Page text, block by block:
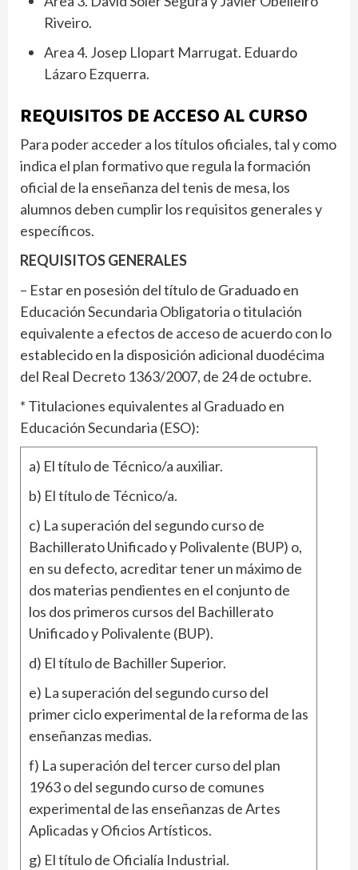
Riveiro.
Area 4. Josep Llopart Marrugat. Eduardo
Lázaro Ezquerra.
REQUISITOS DE ACCESO AL CURSO
Para poder acceder a los títulos oficiales, tal y como
indica el plan formativo que regula la formación
oficial de la enseñanza del tenis de mesa, los
alumnos deben cumplir los requisitos generales y
específicos.
REQUISITOS GENERALES
– Estar en posesión del título de Graduado en
Educación Secundaria Obligatoria o titulación
equivalente a efectos de acceso de acuerdo con lo
establecido en la disposición adicional duodécima
del Real Decreto 1363/2007, de 24 de octubre.
* Titulaciones equivalentes al Graduado en
Educación Secundaria (ESO):
a) El título de Técnico/a auxiliar.
b) El título de Técnico/a.
c) La superación del segundo curso de
Bachillerato Unificado y Polivalente (BUP) o,
en su defecto, acreditar tener un máximo de
dos materias pendientes en el conjunto de
los dos primeros cursos del Bachillerato
Unificado y Polivalente (BUP).
d) El título de Bachiller Superior.
e) La superación del segundo curso del
primer ciclo experimental de la reforma de las
enseñanzas medias.
f) La superación del tercer curso del plan
1963 o del segundo curso de comunes
experimental de las enseñanzas de Artes
Aplicadas y Oficios Artísticos.
g) El título de Oficialía Industrial.